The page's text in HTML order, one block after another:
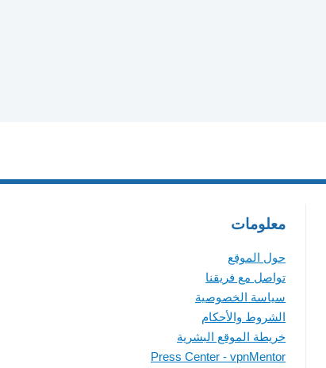
معلومات
حول الموقع
تواصل مع فريقنا
سياسة الخصوصية
الشروط والأحكام
خريطة الموقع البشرية
Press Center - vpnMentor